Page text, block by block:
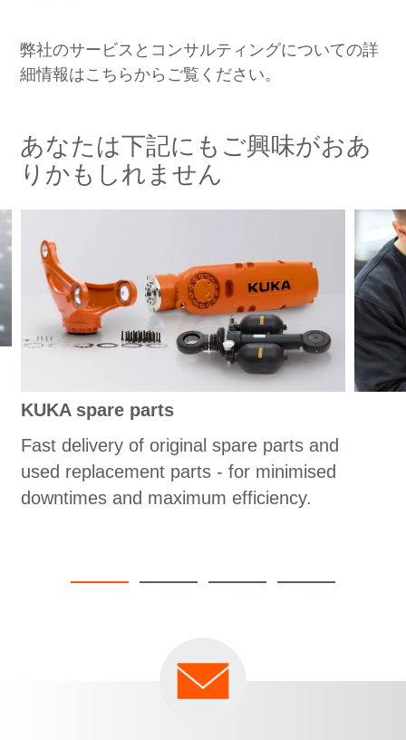
弊社のサービスとコンサルティングについての詳
細情報はこちらからご覧ください。
あなたは下記にもご興味がおあ
りかもしれません
KUKA spare parts
Fast delivery of original spare parts and
used replacement parts - for minimised
downtimes and maximum efficiency.